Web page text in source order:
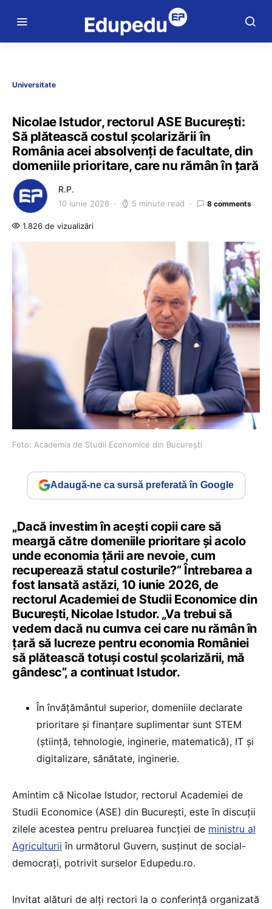
Universitate
Nicolae Istudor, rectorul ASE București:
Să plătească costul școlarizării în
România acei absolvenți de facultate, din
domeniile prioritare, care nu rămân în țară
R.P.
10 iunie 2026 5 minute read 8 comments
1.826 de vizualizări
Foto: Academia de Studii Economice din București
Adaugă-ne ca sursă preferată în Google
„Dacă investim în acești copii care să
meargă către domeniile prioritare și acolo
unde economia țării are nevoie, cum
recuperează statul costurile?” Întrebarea a
fost lansată astăzi, 10 iunie 2026, de
rectorul Academiei de Studii Economice din
București, Nicolae Istudor. „Va trebui să
vedem dacă nu cumva cei care nu rămân în
țară să lucreze pentru economia României
să plătească totuși costul școlarizării, mă
gândesc”, a continuat Istudor.
În învățământul superior, domeniile declarate
prioritare și finanțare suplimentar sunt STEM
(știință, tehnologie, inginerie, matematică), IT și
digitalizare, sănătate, inginerie.
Amintim că Nicolae Istudor, rectorul Academiei de
Studii Economice (ASE) din București, este în discuții
zilele acestea pentru preluarea funcției de ministru al
Agriculturii în următorul Guvern, susținut de social-
democrați, potrivit surselor Edupedu.ro.
Invitat alături de alți rectori la o conferință organizată